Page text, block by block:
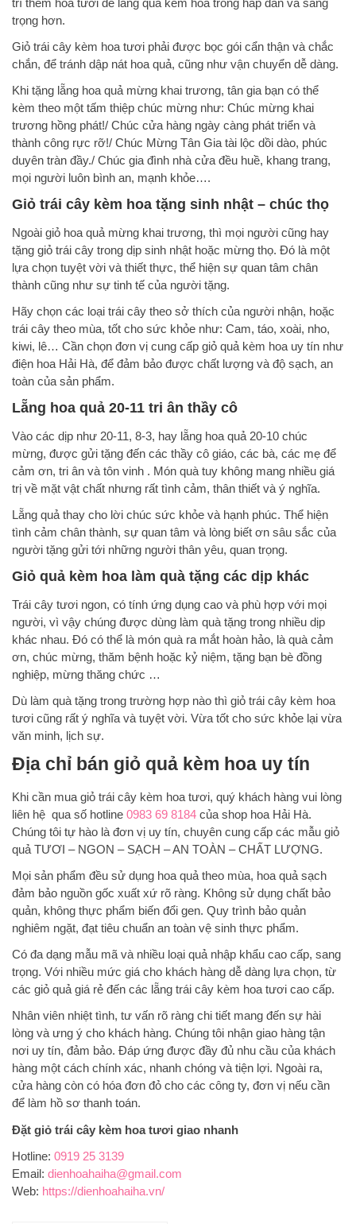
trọng hơn.
Giỏ trái cây kèm hoa tươi phải được bọc gói cẩn thận và chắc
chắn, để tránh dập nát hoa quả, cũng như vận chuyển dễ dàng.
Khi tặng lẵng hoa quả mừng khai trương, tân gia bạn có thể
kèm theo một tấm thiệp chúc mừng như: Chúc mừng khai
trương hồng phát!/ Chúc cửa hàng ngày càng phát triển và
thành công rực rỡ!/ Chúc Mừng Tân Gia tài lộc dồi dào, phúc
duyên tràn đầy./ Chúc gia đình nhà cửa đều huề, khang trang,
mọi người luôn bình an, mạnh khỏe….
Giỏ trái cây kèm hoa tặng sinh nhật – chúc thọ
Ngoài giỏ hoa quả mừng khai trương, thì mọi người cũng hay
tặng giỏ trái cây trong dịp sinh nhật hoặc mừng thọ. Đó là một
lựa chọn tuyệt vời và thiết thực, thể hiện sự quan tâm chân
thành cũng như sự tinh tế của người tặng.
Hãy chọn các loại trái cây theo sở thích của người nhận, hoặc
trái cây theo mùa, tốt cho sức khỏe như: Cam, táo, xoài, nho,
kiwi, lê… Cần chọn đơn vị cung cấp giỏ quả kèm hoa uy tín như
điện hoa Hải Hà, để đảm bảo được chất lượng và độ sạch, an
toàn của sản phẩm.
Lẵng hoa quả 20-11 tri ân thầy cô
Vào các dịp như 20-11, 8-3, hay lẵng hoa quả 20-10 chúc
mừng, được gửi tặng đến các thầy cô giáo, các bà, các mẹ để
cảm ơn, tri ân và tôn vinh . Món quà tuy không mang nhiều giá
trị về mặt vật chất nhưng rất tình cảm, thân thiết và ý nghĩa.
Lẵng quả thay cho lời chúc sức khỏe và hạnh phúc. Thể hiện
tình cảm chân thành, sự quan tâm và lòng biết ơn sâu sắc của
người tặng gửi tới những người thân yêu, quan trọng.
Giỏ quả kèm hoa làm quà tặng các dịp khác
Trái cây tươi ngon, có tính ứng dụng cao và phù hợp với mọi
người, vì vậy chúng được dùng làm quà tặng trong nhiều dịp
khác nhau. Đó có thể là món quà ra mắt hoàn hảo, là quà cảm
ơn, chúc mừng, thăm bệnh hoặc kỷ niệm, tặng bạn bè đồng
nghiệp, mừng thăng chức …
Dù làm quà tặng trong trường hợp nào thì giỏ trái cây kèm hoa
tươi cũng rất ý nghĩa và tuyệt vời. Vừa tốt cho sức khỏe lại vừa
văn minh, lịch sự.
Địa chỉ bán giỏ quả kèm hoa uy tín
Khi cần mua giỏ trái cây kèm hoa tươi, quý khách hàng vui lòng
liên hệ qua số hotline 0983 69 8184 của shop hoa Hải Hà.
Chúng tôi tự hào là đơn vị uy tín, chuyên cung cấp các mẫu giỏ
quả TƯƠI – NGON – SẠCH – AN TOÀN – CHẤT LƯỢNG.
Mọi sản phẩm đều sử dụng hoa quả theo mùa, hoa quả sạch
đảm bảo nguồn gốc xuất xứ rõ ràng. Không sử dụng chất bảo
quản, không thực phẩm biến đổi gen. Quy trình bảo quản
nghiêm ngặt, đạt tiêu chuẩn an toàn vệ sinh thực phẩm.
Có đa dạng mẫu mã và nhiều loại quả nhập khẩu cao cấp, sang
trọng. Với nhiều mức giá cho khách hàng dễ dàng lựa chọn, từ
các giỏ quả giá rẻ đến các lẵng trái cây kèm hoa tươi cao cấp.
Nhân viên nhiệt tình, tư vấn rõ ràng chi tiết mang đến sự hài
lòng và ưng ý cho khách hàng. Chúng tôi nhận giao hàng tận
nơi uy tín, đảm bảo. Đáp ứng được đầy đủ nhu cầu của khách
hàng một cách chính xác, nhanh chóng và tiện lợi. Ngoài ra,
cửa hàng còn có hóa đơn đỏ cho các công ty, đơn vị nếu cần
để làm hồ sơ thanh toán.
Đặt giỏ trái cây kèm hoa tươi giao nhanh
Hotline: 0919 25 3139
Email: dienhoahaiha@gmail.com
Web: https://dienhoahaiha.vn/